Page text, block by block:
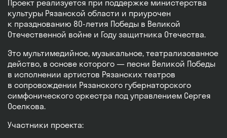
Проект реализуется при поддержке министерства
культуры Рязанской области и приурочен
к празднованию 80-летия Победы в Великой
Отечественной войне и Году защитника Отечества.
Это мультимедийное, музыкальное, театрализованное
действо, в основе которого — песни Великой Победы
в исполнении артистов Рязанских театров
в сопровождении Рязанского губернаторского
симфонического оркестра под управлением Сергея
Оселкова.
Участники проекта: